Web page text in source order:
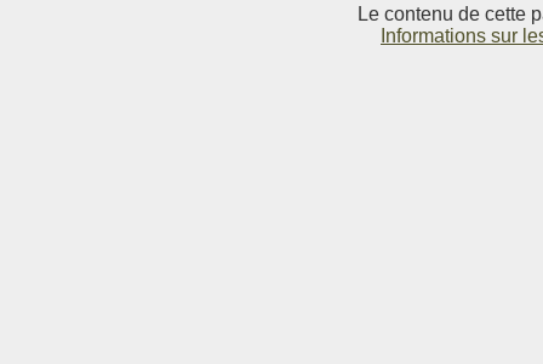
Le contenu de cette
Informations sur